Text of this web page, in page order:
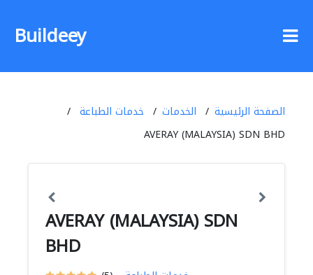
Buildeey
الصفحة الرئيسية الخدمات
خدمات الطباعة
AVERAY (MALAYSIA) SDN BHD
AVERAY (MALAYSIA) SDN
BHD